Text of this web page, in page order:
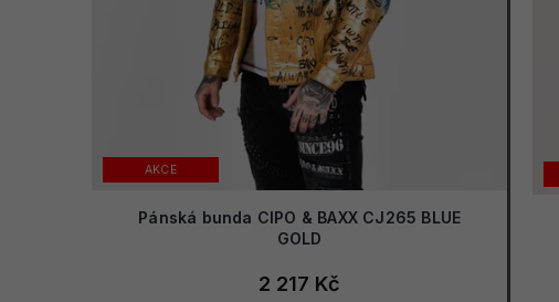
AKCE
Pánská bunda CIPO & BAXX CJ265 BLUE
GOLD
2 217 Kč